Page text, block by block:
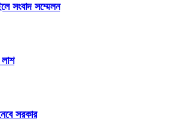
সংবাদ সম্মেলন
সরকার